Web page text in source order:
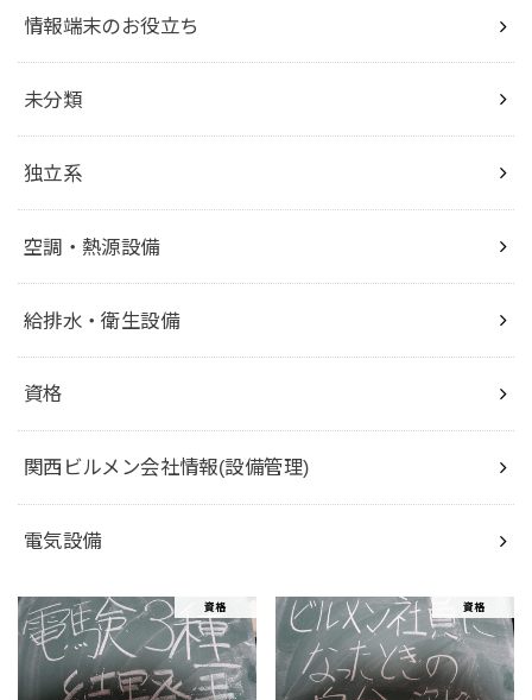
情報端末のお役立ち
未分類
独立系
空調・熱源設備
給排水・衛生設備
資格
関西ビルメン会社情報(設備管理)
電気設備
資格 資格